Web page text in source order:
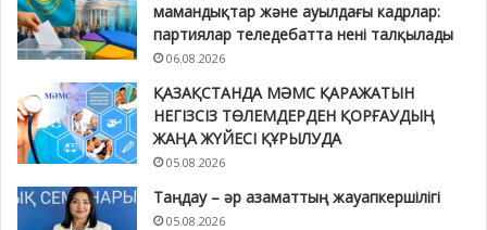
мамандықтар және ауылдағы кадрлар:
партиялар теледебатта нені талқылады
06.08.2026
ҚАЗАҚСТАНДА МӘМС ҚАРАЖАТЫН
НЕГІЗСІЗ ТӨЛЕМДЕРДЕН ҚОРҒАУДЫҢ
ЖАҢА ЖҮЙЕСІ ҚҰРЫЛУДА
05.08.2026
Таңдау – әр азаматтың жауапкершілігі
05.08.2026